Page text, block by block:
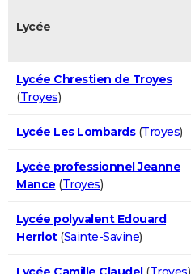
Lycée
Lycée Chrestien de Troyes
(Troyes)
Lycée Les Lombards(Troyes)
Lycée professionnel Jeanne
Mance (Troyes)
Lycée polyvalent Edouard
Herriot(Sainte-Savine)